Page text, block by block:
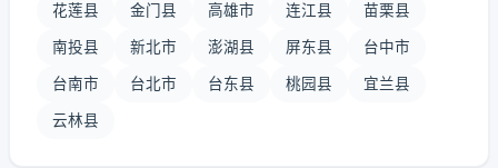
花莲县 金门县 高雄市 连江县 苗栗县
南投县 新北市 澎湖县 屏东县 台中市
台南市 台北市 台东县 桃园县 宜兰县
云林县